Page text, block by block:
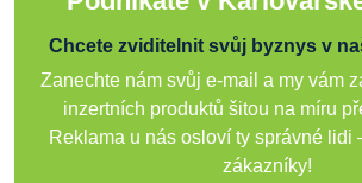
Chcete zviditelnit svůj byznys v
Zanechte nám svůj e-mail a my vám
inzertních produktů šitou na míru
Reklama u nás osloví ty správné lidi
zákazníky!